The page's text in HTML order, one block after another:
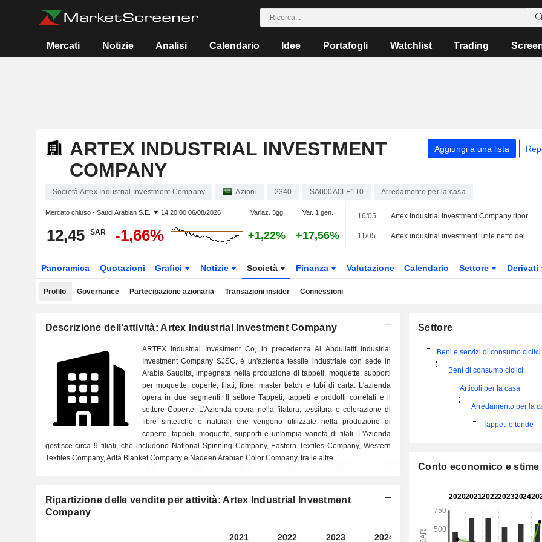
Mercati Notizie Analisi Calendario Idee Portafogli Watchlist Trading
ARTEX INDUSTRIAL INVESTMENT
COMPANY
Aggiungi a una lista
Società Artex Industrial Investment Company Azioni 2340 SA000A0LF1T0 Arredamento per la casa
Mercato chiuso - Saudi Arabian S.E. 14:20:00 06/08/2026 Variaz. 5gg Var. 1 gen.
12,45 SAR -1,66% +1,22% +17,56%
16/05 Artex Industrial Investment Company riporta i risultati finanziari per il primo trimestre conclusosi il 31 marzo 2026
11/05 Artex industrial investment: utile netto del primo trimestre a 14,27 milioni di SAR
Panoramica Quotazioni Grafici Notizie Società Finanza Valutazione Calendario Settore Derivati
Profilo Governance Partecipazione azionaria Transazioni insider Connessioni
Descrizione dell'attività: Artex Industrial Investment Company
ARTEX Industrial Investment Co, in precedenza Al Abdullatif Industrial
Investment Company SJSC, è un'azienda tessile industriale con sede in
Arabia Saudita, impegnata nella produzione di tappeti, moquette, supporti
per moquette, coperte, filati, fibre, master batch e tubi di carta. L'azienda
opera in due segmenti: Il settore Tappeti, tappeti e prodotti correlati e il
settore Coperte. L'Azienda opera nella filatura, tessitura e colorazione di
fibre sintetiche e naturali che vengono utilizzate nella produzione di
coperte, tappeti, moquette, supporti e un'ampia varietà di filati. L'Azienda
gestisce circa 9 filiali, che includono National Spinning Company, Eastern Textiles Company, Western
Textiles Company, Adfa Blanket Company e Nadeen Arabian Color Company, tra le altre.
Ripartizione delle vendite per attività: Artex Industrial Investment
Company
2021 2022 2023 2024 2025
Settore
Beni e servizi di consumo ciclici
Beni di consumo ciclici
Articoli per la casa
Arredamento per la
Tappeti e tende
Conto economico e stime